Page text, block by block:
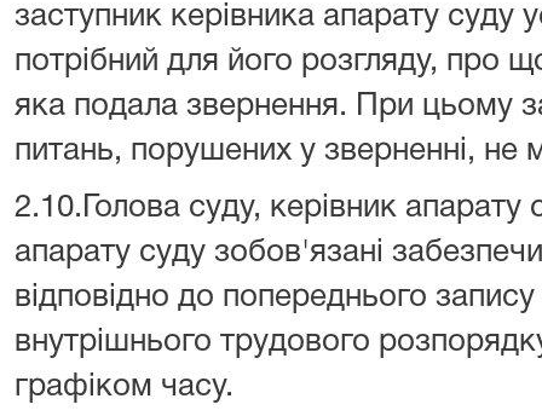
заступник керівника апарату суду
потрібний для його розгляду, про
яка подала звернення. При цьому
питань, порушених у зверненні, не
2.10.Голова суду, керівник апарату
апарату суду зобов'язані
відповідно до попереднього
внутрішнього трудового
графіком часу.